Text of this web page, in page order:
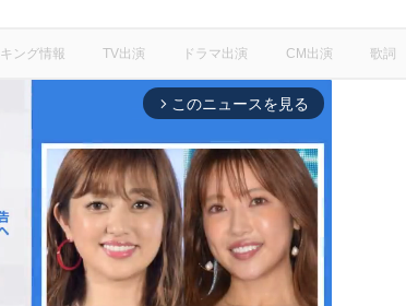
ング情報 TV出演 ドラマ出演 CM出演 歌詞
arrow_forward_ios このニュースを見る